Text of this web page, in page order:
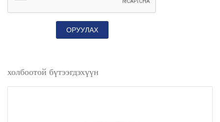
ОРУУЛАХ
холбоотой бүтээгдэхүүн